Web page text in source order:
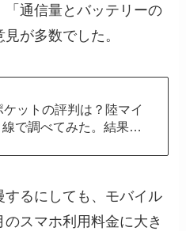
通信量とバッテリーの
が多数でした。
ットの評判は？陸マイ
線で調べてみた。結果…
るにしても、モバイル
スマホ利用料金に大き